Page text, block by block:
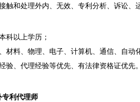
触和处理外内、无效、专利分析、诉讼、
科以上学历；
材料、物理、电子、计算机、通信、自动
验、代理经验等优先、有法律资格证优先。
利代理师